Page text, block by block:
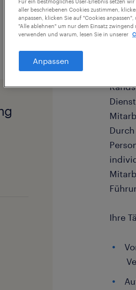
Ihre
aller beschriebenen Cookies zustimmen,
anpassen, klicken Sie auf "Cookies
"Alle ablehnen" um nur dem Einsatz
verwenden und warum, lesen Sie in unserer
Anpassen